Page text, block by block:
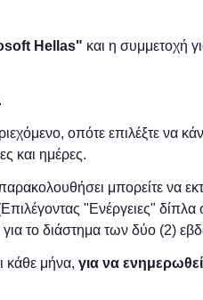
Hellas" και η συμμετοχή
οπότε επιλέξτε να
και ημέρες.
μπορείτε να
"Ενέργειες" δίπλα
για το διάστημα των δύο (2)
κάθε μήνα, για να